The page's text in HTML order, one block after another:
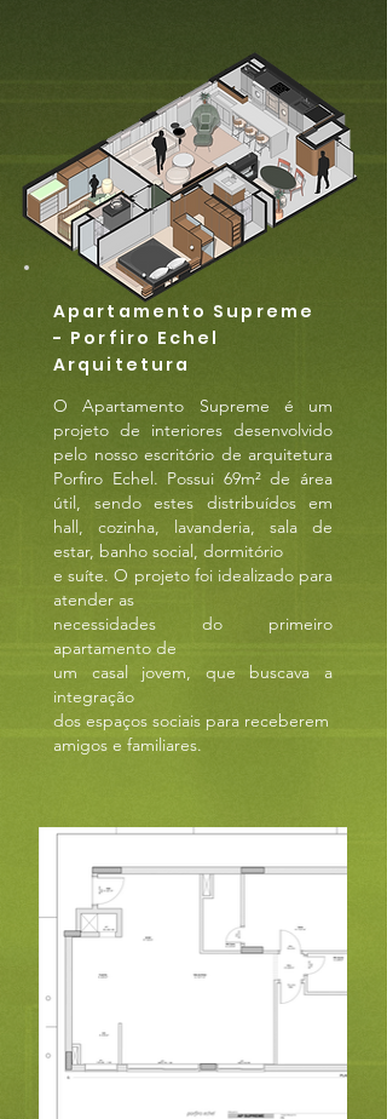
Apartamento Supreme
- Porfiro Echel
Arquitetura
O Apartamento Supreme é um
projeto de interiores desenvolvido
pelo nosso escritório de arquitetura
Porfiro Echel. Possui 69m² de área
útil, sendo estes distribuídos em
hall, cozinha, lavanderia, sala de
estar, banho social, dormitório
e suíte. O projeto foi idealizado para
atender as
necessidades do primeiro
apartamento de
um casal jovem, que buscava a
integração
dos espaços sociais para receberem
amigos e familiares.